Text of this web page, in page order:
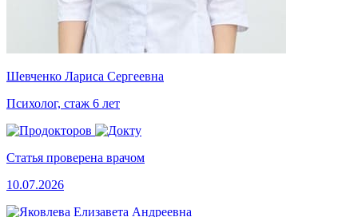
Шевченко Лариса Сергеевна
Психолог, стаж 6 лет
Статья проверена врачом
10.07.2026